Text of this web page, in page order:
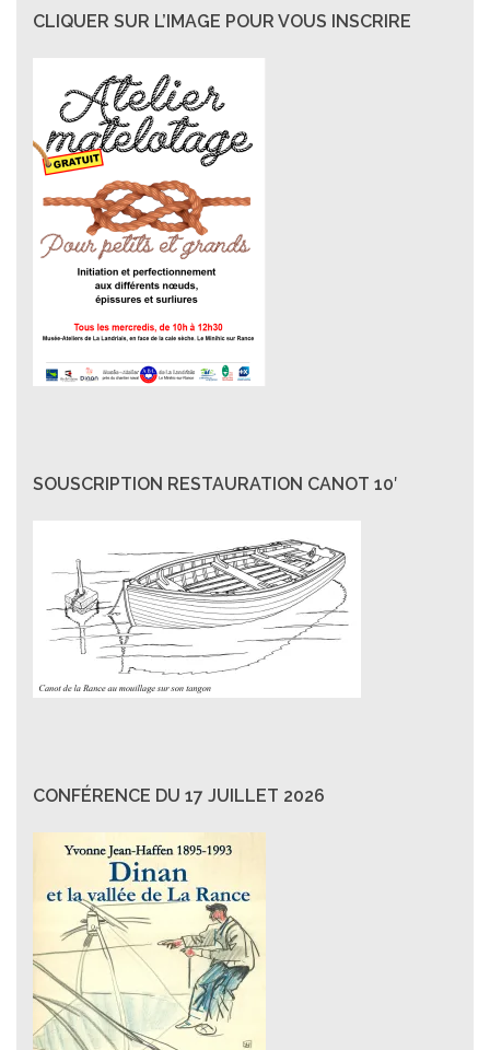
CLIQUER SUR L’IMAGE POUR VOUS INSCRIRE
SOUSCRIPTION RESTAURATION CANOT 10′
CONFÉRENCE DU 17 JUILLET 2026